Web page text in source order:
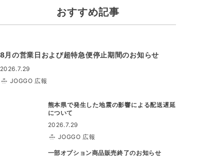
おすすめ記事
8月の営業日および超特急便停止期間のお知らせ
2026.7.29
JOGGO 広報
熊本県で発生した地震の影響による配送遅延
について
2026.7.29
JOGGO 広報
一部オプション商品販売終了のお知らせ